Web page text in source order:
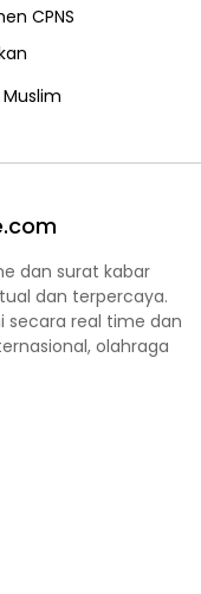
CPNS
dan surat kabar
dan terpercaya.
secara real time dan
olahraga